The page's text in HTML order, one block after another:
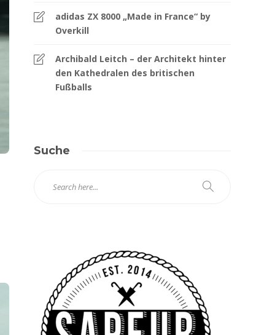
adidas ZX 8000 „Made in France“ by
Overkill
Archibald Leitch – der Architekt hinter
den Kathedralen des britischen
Fußballs
Suche